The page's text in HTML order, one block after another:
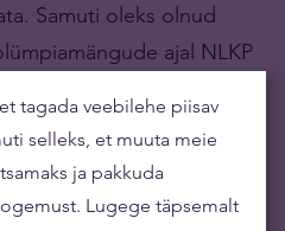
Samuti oleks olnud
ajal NLKP
üleminekut. Süsteemis
tagada veebilehe piisav
selleks, et muuta meie
ja pakkuda
Lugege täpsemalt